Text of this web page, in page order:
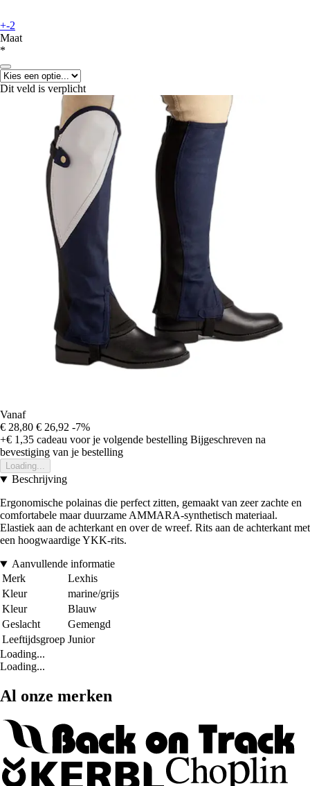
+-2
Maat
*
Dit veld is verplicht
Vanaf
€ 28,80 € 26,92 -7%
+€ 1,35 cadeau voor je volgende bestelling Bijgeschreven na
bevestiging van je bestelling
Loading...
Beschrijving
Ergonomische polainas die perfect zitten, gemaakt van zeer zachte en
comfortabele maar duurzame AMMARA-synthetisch materiaal.
Elastiek aan de achterkant en over de wreef. Rits aan de achterkant met
een hoogwaardige YKK-rits.
Aanvullende informatie
Merk
Lexhis
Kleur
marine/grijs
Kleur
Blauw
Geslacht
Gemengd
Leeftijdsgroep Junior
Loading...
Loading...
Al onze merken